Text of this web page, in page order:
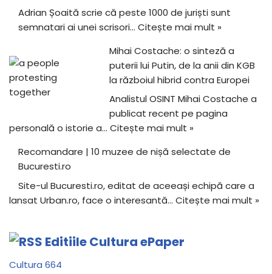
Adrian Șoaită scrie că peste 1000 de juriști sunt
semnatari ai unei scrisori… Citește mai mult »
Mihai Costache: o sinteză a
puterii lui Putin, de la anii din KGB
la războiul hibrid contra Europei
Analistul OSINT Mihai Costache a
publicat recent pe pagina
personală o istorie a… Citește mai mult »
Recomandare | 10 muzee de nișă selectate de
Bucuresti.ro
Site-ul Bucuresti.ro, editat de aceeași echipă care a
lansat Urban.ro, face o interesantă… Citește mai mult »
Editiile Cultura ePaper
Cultura 664